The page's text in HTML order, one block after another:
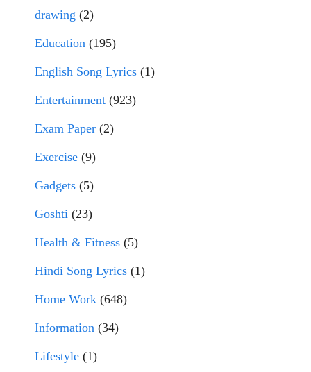
drawing (2)
Education (195)
English Song Lyrics (1)
Entertainment (923)
Exam Paper (2)
Exercise (9)
Gadgets (5)
Goshti (23)
Health & Fitness (5)
Hindi Song Lyrics (1)
Home Work (648)
Information (34)
Lifestyle (1)